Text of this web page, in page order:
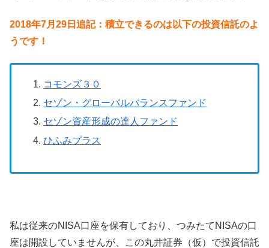
2018年7月29日追記：積立できるのは以下の投資信託のよ
うです！
コモンズ３０
セゾン・グローバルバランスファンド
セゾン資産形成の達人ファンド
ひふみプラス
私は従来のNISA口座を保有しており、つみたてNISAの口
座は開設していませんが、この丸井証券（仮）で投資信託